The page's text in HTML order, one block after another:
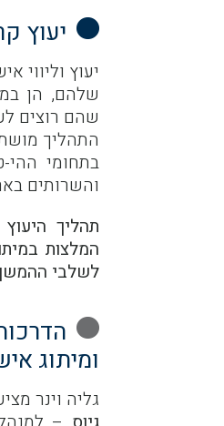
יעוץ
יעוץ
שלהם, הן
שהם רוצים
התהליך
בתחומי
והשרותים
תהליך
המלצות
לשלבי
ומיתוג
גליה וינר